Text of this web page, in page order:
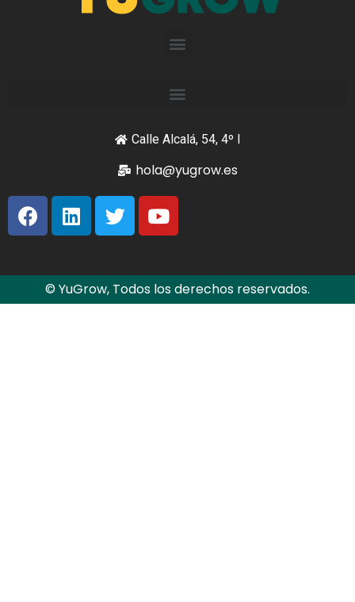
Calle Alcalá, 54, 4º I
hola@yugrow.es
© YuGrow, Todos los derechos reservados.